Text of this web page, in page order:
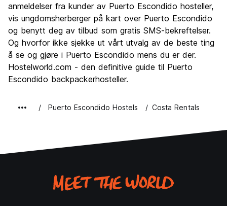
Feste
8.5
Verdi for pengene
8.9
anmeldelser fra kunder av Puerto Escondido hosteller,
vis ungdomsherberger på kart over Puerto Escondido
og benytt deg av tilbud som gratis SMS-bekreftelser.
Og hvorfor ikke sjekke ut vårt utvalg av de beste ting
å se og gjøre i Puerto Escondido mens du er der.
Hostelworld.com - den definitive guide til Puerto
Escondido backpackerhosteller.
Puerto Escondido Hostels Costa Rentals